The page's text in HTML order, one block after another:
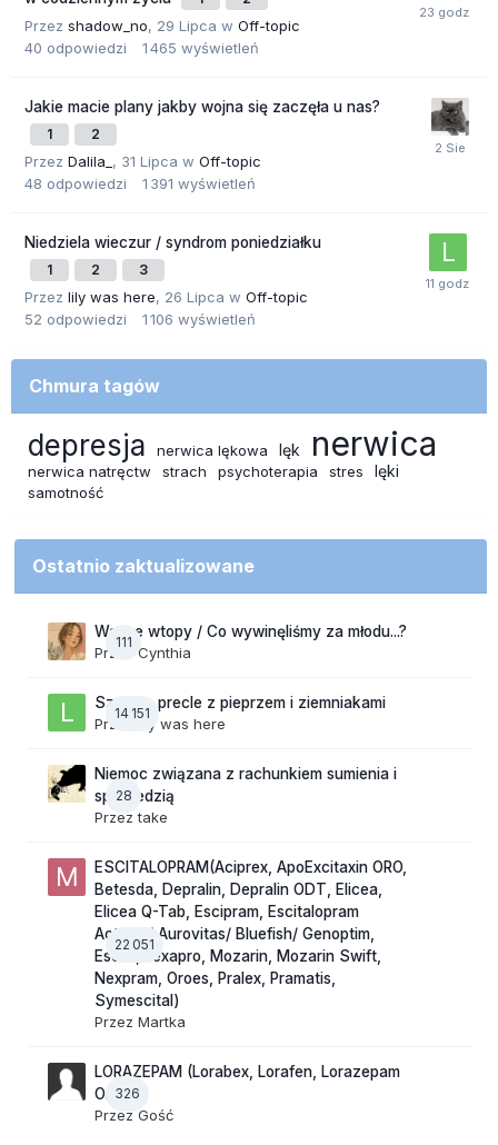
Przez shadow_no, 29 Lipca w Off-topic
40 odpowiedzi 1 465 wyświetleń
Jakie macie plany jakby wojna się zaczęła u nas?
1 2
Przez Dalila_ , 31 Lipca w Off-topic
48 odpowiedzi 1 391 wyświetleń
Niedziela wieczur / syndrom poniedziałku
1 2 3
Przez lily was here, 26 Lipca w Off-topic
52 odpowiedzi 1 106 wyświetleń
Chmura tagów
depresja nerwica lękowa lęk nerwica
nerwica natręctw strach psychoterapia stres lęki
samotność
Ostatnio zaktualizowane
111
Wasze wtopy / Co wywinęliśmy za młodu...?
Przez Cynthia
14 151
Szalone precle z pieprzem i ziemniakami
Przezlily was here
28
Niemoc związana z rachunkiem sumienia i
spowiedzią
Przeztake
22 051
ESCITALOPRAM(Aciprex, ApoExcitaxin ORO,
Betesda, Depralin, Depralin ODT, Elicea,
Elicea Q-Tab, Escipram, Escitalopram
Actavis/ Aurovitas/ Bluefish/ Genoptim,
Escitil, Lexapro, Mozarin, Mozarin Swift,
Nexpram, Oroes, Pralex, Pramatis,
Symescital)
Przez Martka
326
LORAZEPAM (Lorabex, Lorafen, Lorazepam
Orion)
Przez Gość